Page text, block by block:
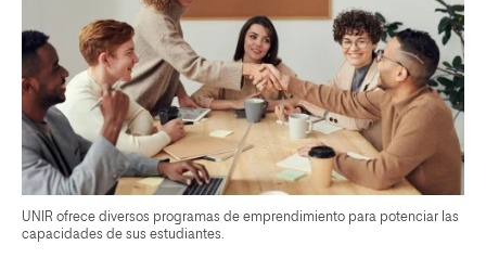
UNIR ofrece diversos programas de emprendimiento para potenciar las
capacidades de sus estudiantes.